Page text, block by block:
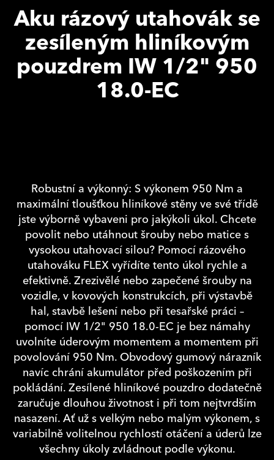
Aku rázový utahovák se
zesíleným hliníkovým
pouzdrem IW 1/2" 950
18.0-EC
Robustní a výkonný: S výkonem 950 Nm a
maximální tloušťkou hliníkové stěny ve své třídě
jste výborně vybaveni pro jakýkoli úkol. Chcete
povolit nebo utáhnout šrouby nebo matice s
vysokou utahovací silou? Pomocí rázového
utahováku FLEX vyřídíte tento úkol rychle a
efektivně. Zrezivělé nebo zapečené šrouby na
vozidle, v kovových konstrukcích, při výstavbě
hal, stavbě lešení nebo při tesařské práci –
pomocí IW 1/2" 950 18.0-EC je bez námahy
uvolníte úderovým momentem a momentem při
povolování 950 Nm. Obvodový gumový nárazník
navíc chrání akumulátor před poškozením při
pokládání. Zesílené hliníkové pouzdro dodatečně
zaručuje dlouhou životnost i při tom nejtvrdším
nasazení. Ať už s velkým nebo malým výkonem, s
variabilně volitelnou rychlostí otáčení a úderů lze
všechny úkoly zvládnout podle výkonu.